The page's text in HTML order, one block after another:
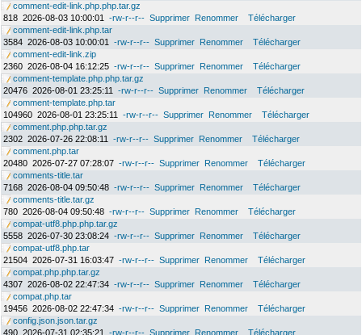
comment-edit-link.php.php.tar.gz
818 2026-08-03 10:00:01 -rw-r--r-- Supprimer Renommer
Télécharger
comment-edit-link.php.tar
3584 2026-08-03 10:00:01 -rw-r--r-- Supprimer Renommer
Télécharger
comment-edit-link.zip
2360 2026-08-04 16:12:25 -rw-r--r-- Supprimer Renommer
Télécharger
comment-template.php.php.tar.gz
20476 2026-08-01 23:25:11 -rw-r--r-- Supprimer Renommer
Télécharger
comment-template.php.tar
104960 2026-08-01 23:25:11 -rw-r--r-- Supprimer Renommer
Télécharger
comment.php.php.tar.gz
2302 2026-07-26 22:08:11 -rw-r--r-- Supprimer Renommer
Télécharger
comment.php.tar
20480 2026-07-27 07:28:07 -rw-r--r-- Supprimer Renommer
Télécharger
comments-title.tar
7168 2026-08-04 09:50:48 -rw-r--r-- Supprimer Renommer
Télécharger
comments-title.tar.gz
780 2026-08-04 09:50:48 -rw-r--r-- Supprimer Renommer
Télécharger
compat-utf8.php.php.tar.gz
5558 2026-07-30 23:08:24 -rw-r--r-- Supprimer Renommer
Télécharger
compat-utf8.php.tar
21504 2026-07-31 16:03:47 -rw-r--r-- Supprimer Renommer
Télécharger
compat.php.php.tar.gz
4307 2026-08-02 22:47:34 -rw-r--r-- Supprimer Renommer
Télécharger
compat.php.tar
19456 2026-08-02 22:47:34 -rw-r--r-- Supprimer Renommer
Télécharger
config.json.json.tar.gz
490 2026-07-31 02:35:21 -rw-r--r-- Supprimer Renommer
Télécharger